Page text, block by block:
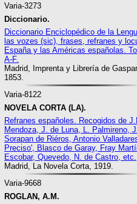
Varia-3273
Diccionario.
Diccionario Enciclopédico de la
las vozes (sic), frases, refranes y
España y las Américas españolas.
A-F.
Madrid, Imprenta y Librería de
1853.
Varia-8122
NOVELA CORTA (LA).
Refranes españoles. Recogidos de
Mendoza, J. de Luna, L. Palmireno,
Sorapan de Riéros, Antonio
Preciso', Blasco de Garay, Fray
Escobar, Quevedo, N. de Castro, etc.
Madrid, La Novela Corta, 1919.
Varia-9668
ROGLAN, A.M.